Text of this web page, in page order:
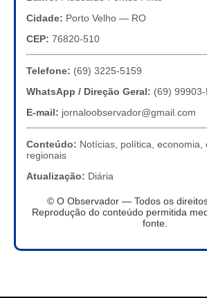
Cidade: Porto Velho — RO
CEP: 76820-510
Telefone: (69) 3225-5159
WhatsApp / Direção Geral: (69)
E-mail: jornaloobservador@gmail.com
Conteúdo: Notícias, política, economia,
regionais
Atualização: Diária
© O Observador — Todos os
Reprodução do conteúdo permitida
fonte.